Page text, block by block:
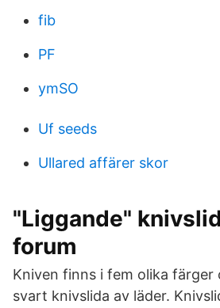
fib
PF
ymSO
Uf seeds
Ullared affärer skor
"Liggande"
forum
Kniven finns i fem olika färger
svart knivslida av läder.